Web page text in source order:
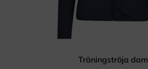
Träningströja dam